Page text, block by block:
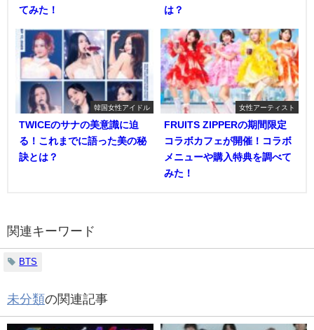
てみた！
は？
韓国女性アイドル
TWICEのサナの美意識に迫
る！これまでに語った美の秘
訣とは？
女性アーティスト
FRUITS ZIPPERの期間限定
コラボカフェが開催！コラボ
メニューや購入特典を調べて
みた！
関連キーワード
BTS
未分類の関連記事